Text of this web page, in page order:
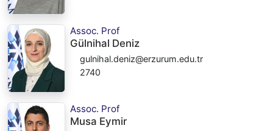
Assoc. Prof
Gülnihal Deniz
gulnihal.deniz@erzurum.edu.tr
2740
Assoc. Prof
Musa Eymir